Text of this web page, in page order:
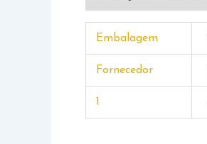
Embalagem
Fornecedor
1